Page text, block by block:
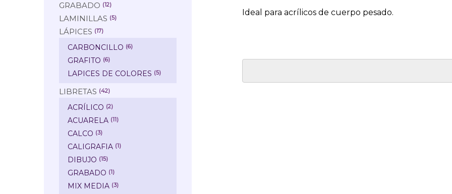
Ideal para acrílicos de cuerpo pesado.
GRABADO (12)
LAMINILLAS (5)
LÁPICES (17)
CARBONCILLO (6)
GRAFITO (6)
LAPICES DE COLORES (5)
LIBRETAS (42)
ACRÍLICO (2)
ACUARELA (11)
CALCO (3)
CALIGRAFIA (1)
DIBUJO (15)
GRABADO (1)
MIX MEDIA (3)